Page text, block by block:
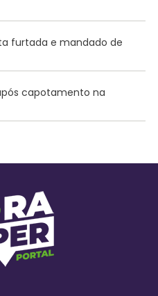
furtada e mandado de
capotamento na